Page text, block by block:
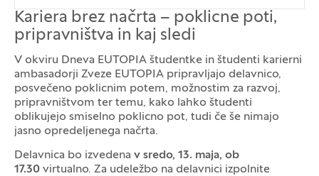
Kariera brez načrta – poklicne poti,
pripravništva in kaj sledi
V okviru Dneva EUTOPIA študentke in študenti karierni
ambasadorji Zveze EUTOPIA pripravljajo delavnico,
posvečeno poklicnim potem, možnostim za razvoj,
pripravništvom ter temu, kako lahko študenti
oblikujejo smiselno poklicno pot, tudi če še nimajo
jasno opredeljenega načrta.
Delavnica bo izvedena v sredo, 13. maja, ob
17.30 virtualno. Za udeležbo na delavnici izpolnite